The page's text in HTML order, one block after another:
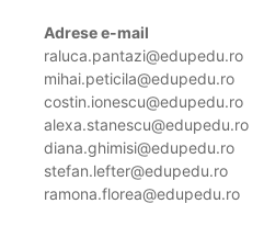
Adrese e-mail
raluca.pantazi@edupedu.ro
mihai.peticila@edupedu.ro
costin.ionescu@edupedu.ro
alexa.stanescu@edupedu.ro
diana.ghimisi@edupedu.ro
stefan.lefter@edupedu.ro
ramona.florea@edupedu.ro